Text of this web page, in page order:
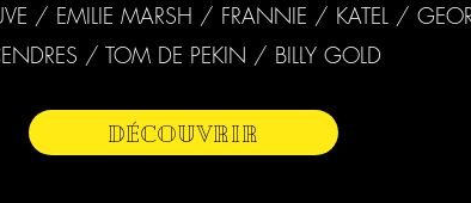
/ EMILIE MARSH / FRANNIE / KATEL /
/ TOM DE PEKIN / BILLY GOLD
Découvrir